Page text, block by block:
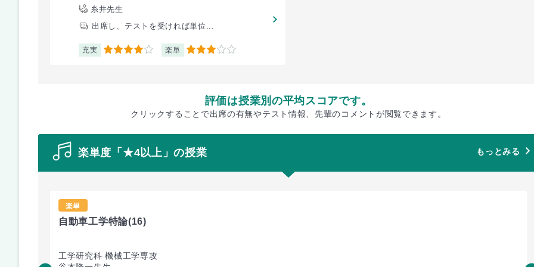
糸井先生
出席し、テストを受ければ単位...
充実 4 楽単 3
評価は授業別の平均スコアです。
クリックすることで出席の有無やテスト情報、先輩のコメントが閲覧できます。
楽単度「★4以上」の授業 もっとみる
楽単
自動車工学特論(16)
工学研究科 機械工学専攻